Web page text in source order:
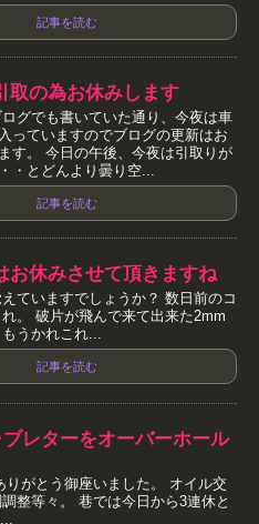
記事を読む
取の為お休みします
グでも書いていた通り、今夜は車
っていますのでブログの更新はお
す。 今日の午後、今夜は引取りが
・とどんより曇り空...
記事を読む
お休みさせて頂きますね
ていますでしょうか？ 数日前のコ
。 破片が飛んで来て出来た2mm
うかれこれ...
記事を読む
ブレターをオーバーホール
がとう御座いました。 オイル交
整等々。 巷では今日から3連休と